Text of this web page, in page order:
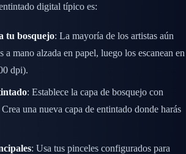
digital típico es:
tu bosquejo: La mayoría de los artistas aún
a mano alzada en papel, luego los escanean en
dpi).
: Establece la capa de bosquejo con
una nueva capa de entintado donde harás
: Usa tus pinceles configurados para